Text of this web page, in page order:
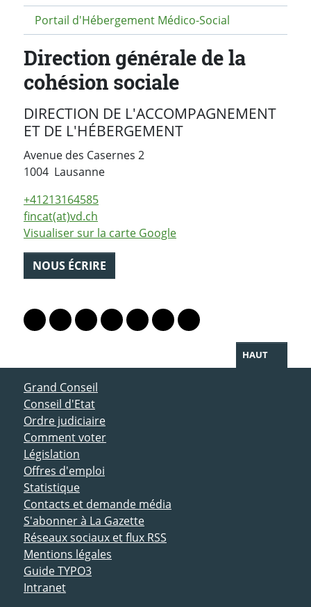
Portail d'Hébergement Médico-Social
Direction générale de la
cohésion sociale
DIRECTION DE L'ACCOMPAGNEMENT
ET DE L'HÉBERGEMENT
Avenue des Casernes 2
1004 LausanneSuisse
+41213164585
fincat(at)vd.ch
Visualiser sur la carte Google
NOUS ÉCRIRE
Lien vers le profil Mastodon
Lien vers le profil Bluesky
Lien vers le profil Instagram
Lien vers le profil Linkedin
Lien vers le profil Facebook
Lien vers le profil Twitter
Partager par WhatsApp
HAUT
ACCÈS DIRECT
Grand Conseil
Conseil d'Etat
Ordre judiciaire
Comment voter
Législation
Offres d'emploi
Statistique
Contacts et demande média
S'abonner à La Gazette
Réseaux sociaux et flux RSS
Mentions légales
Guide TYPO3
Intranet